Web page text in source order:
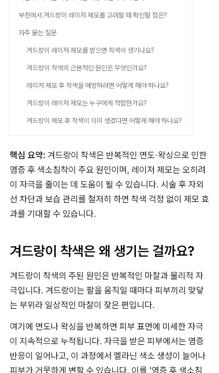
부천에서 겨드랑이 레이저 제모를 고려할 때 확인할 점은?
자주 묻는 질문
겨드랑이 레이저 제모를 받으면 착색이 생기나요?
겨드랑이 착색의 근본적인 원인은 무엇인가요?
레이저 제모 후 착색을 예방하려면 어떻게 해야 하나요?
겨드랑이 레이저 제모는 누구에게 적합한가요?
겨드랑이 제모 후 착색이 이미 생겼다면 어떻게 해야 하나요?
핵심 요약: 겨드랑이 착색은 반복적인 면도·왁싱으로 인한
염증 후 색소침착이 주요 원인이며, 레이저 제모는 오히려
이 자극을 줄이는 데 도움이 될 수 있습니다. 시술 후 자외
선 차단과 보습 관리를 철저히 하면 착색 걱정 없이 제모 효
과를 기대할 수 있습니다.
겨드랑이 착색은 왜 생기는 걸까요?
겨드랑이 착색의 주된 원인은 반복적인 마찰과 물리적 자
극입니다. 겨드랑이는 팔을 움직일 때마다 피부끼리 맞닿
는 부위라 일상적인 마찰이 잦은 편입니다.
여기에 면도나 왁싱을 반복하면 피부 표면에 미세한 자극
이 지속적으로 누적됩니다. 자극을 받은 피부에서는 염증
반응이 일어나고, 이 과정에서 멜라닌 색소 생성이 늘어나
피부가 거뭇하게 변할 수 있습니다. 이를 '염증 후 색소침